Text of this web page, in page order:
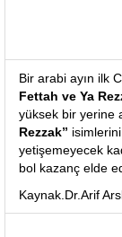
Bir arabi ayın ilk
Fettah ve Ya
yüksek bir yerine
Rezzak”
yetişemeyecek
bol kazanç elde
Kaynak.Dr.Arif